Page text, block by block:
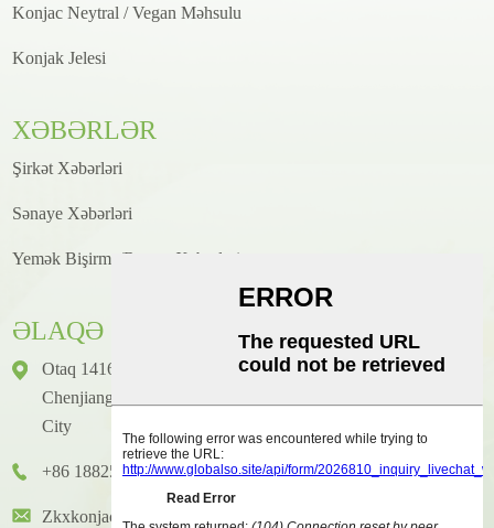
Konjac Neytral / Vegan Məhsulu
Konjak Jelesi
XƏBƏRLƏR
Şirkət Xəbərləri
Sənaye Xəbərləri
Yemək Bişirmə/Resept Xəbərləri
ƏLAQƏ
Otaq 1416, Mərtəbə 14, Junhao Beynəlxalq Binası, № 2,
Chenjiang Zhongkai Prospekti, Huicheng District, Huizhou
City
+86 18825458362
Zkxkonjac@hzzkx.com